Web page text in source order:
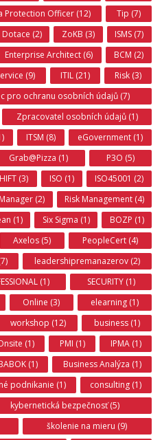
Protection Officer (12)
Tip (7)
Dotace (2) ZoKB (3)
ISMS (7)
Enterprise Architect (6)
BCM (2)
(9) ITIL (21)
Risk (3)
pro ochranu osobních údajů (7)
Zpracovatel osobních údajů (1)
ITSM (8)
eGovernment (1)
Grab@Pizza (1)
P3O (5)
(3) ISO (1)
ISO45001 (2)
(2)
Risk Management (4)
(1) Six Sigma (1)
BOZP (1)
Axelos (5)
PeopleCert (4)
leadershipremanazerov (2)
(1)
SECURITY (1)
Online (3)
elearning (1)
workshop (12)
business (1)
(1) PMI (1)
IPMA (1)
(1)
Business Analýza (1)
podnikanie (1)
consulting (1)
kybernetická bezpečnosť (5)
školenie na mieru (9)